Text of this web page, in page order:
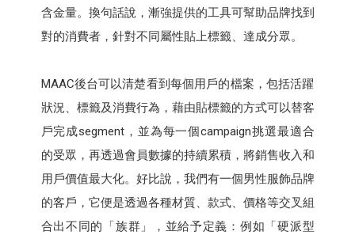
含金量。換句話說，漸強提供的工具可幫助品牌找到
對的消費者，針對不同屬性貼上標籤、達成分眾。
MAAC後台可以清楚看到每個用戶的檔案，包括活躍
狀況、標籤及消費行為，藉由貼標籤的方式可以替客
戶完成segment，並為每一個campaign挑選最適合
的受眾，再透過會員數據的持續累積，將銷售收入和
用戶價值最大化。好比說，我們有一個男性服飾品牌
的客戶，它便是透過各種材質、款式、價格等交叉組
合出不同的「族群」，並給予定義：例如「硬派型